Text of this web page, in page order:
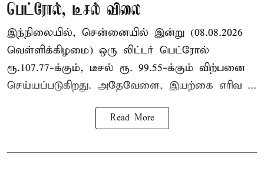
பெட்ரோல், டீசல் விலை
இந்நிலையில், சென்னையில் இன்று (08.08.2026
வெள்ளிக்கிழமை) ஒரு லிட்டர் பெட்ரோல்
ரூ.107.77-க்கும், டீசல் ரூ. 99.55-க்கும் விற்பனை
செய்யப்படுகிறது. அதேவேளை, இயற்கை எரிவ ...
Read More